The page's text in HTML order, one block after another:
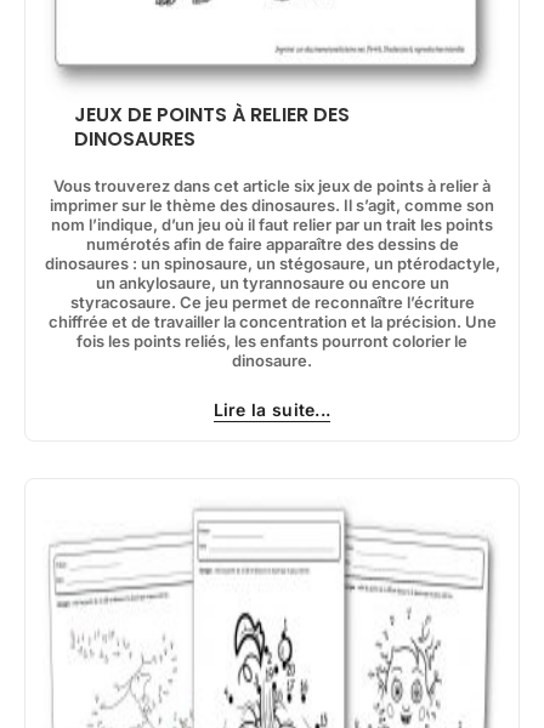
JEUX DE POINTS À RELIER DES
DINOSAURES
Vous trouverez dans cet article six jeux de points à relier à
imprimer sur le thème des dinosaures. Il s’agit, comme son
nom l’indique, d’un jeu où il faut relier par un trait les points
numérotés afin de faire apparaître des dessins de
dinosaures : un spinosaure, un stégosaure, un ptérodactyle,
un ankylosaure, un tyrannosaure ou encore un
styracosaure. Ce jeu permet de reconnaître l’écriture
chiffrée et de travailler la concentration et la précision. Une
fois les points reliés, les enfants pourront colorier le
dinosaure.
Lire la suite...